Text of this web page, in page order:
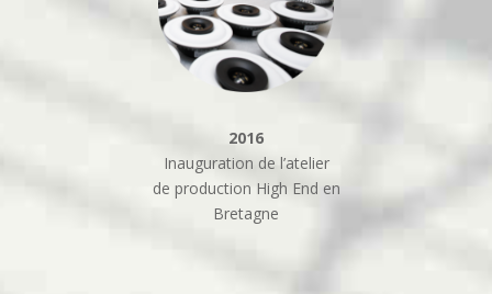
2016
Inauguration de l’atelier
de production High End en
Bretagne